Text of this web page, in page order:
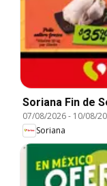
Soriana Fin de
07/08/2026- 10/08/
Soriana